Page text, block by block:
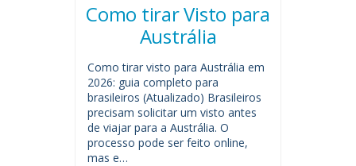
Como tirar Visto para
Austrália
Como tirar visto para Austrália em
2026: guia completo para
brasileiros (Atualizado) Brasileiros
precisam solicitar um visto antes
de viajar para a Austrália. O
processo pode ser feito online,
mas e…